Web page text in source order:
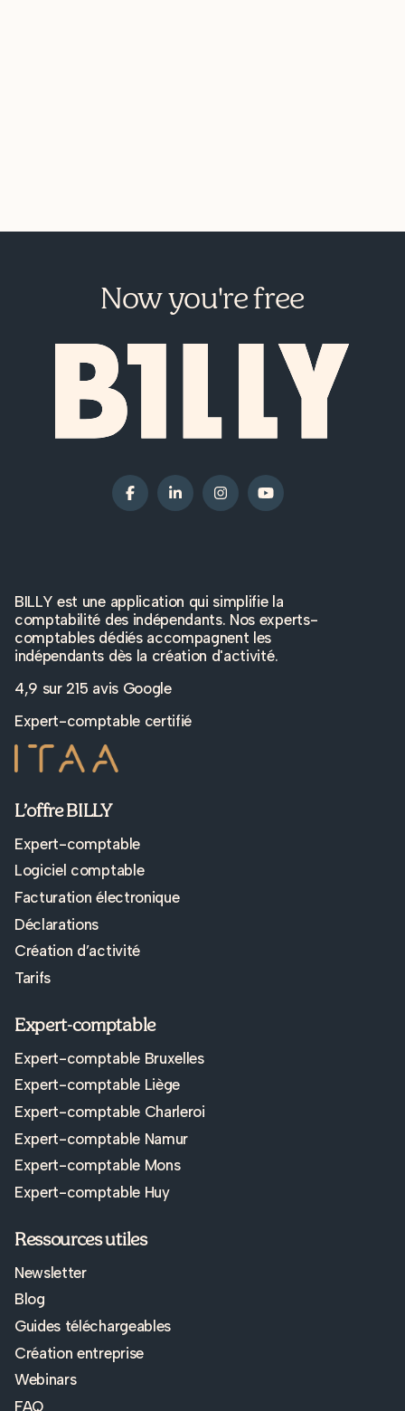
Now you're free
BILLY est une application qui simplifie la
comptabilité des indépendants. Nos experts-
comptables dédiés accompagnent les
indépendants dès la création d'activité.
4,9 sur 215 avis Google
Expert-comptable certifié
L’offre BILLY
Expert-comptable
Logiciel comptable
Facturation électronique
Déclarations
Création d’activité
Tarifs
Expert-comptable
Expert-comptable Bruxelles
Expert-comptable Liège
Expert-comptable Charleroi
Expert-comptable Namur
Expert-comptable Mons
Expert-comptable Huy
Ressources utiles
Newsletter
Blog
Guides téléchargeables
Création entreprise
Webinars
FAQ